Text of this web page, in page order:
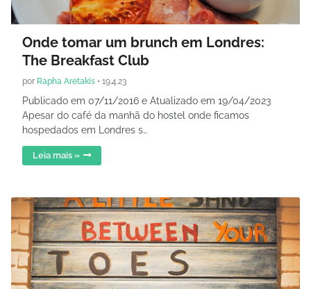
Onde tomar um brunch em Londres:
The Breakfast Club
por Rapha Aretakis • 19.4.23
Publicado em 07/11/2016 e Atualizado em 19/04/2023
Apesar do café da manhã do hostel onde ficamos
hospedados em Londres s…
Leia mais »